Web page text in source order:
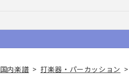
国内楽譜 > 打楽器・パーカッション >